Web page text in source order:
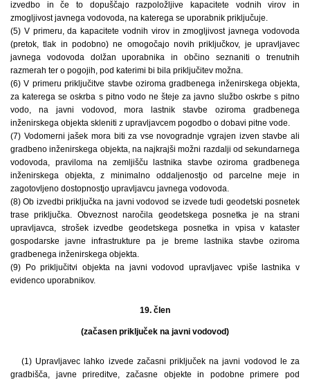
izvedbo in če to dopuščajo razpoložljive kapacitete vodnih virov in
zmogljivost javnega vodovoda, na katerega se uporabnik priključuje.
(5) V primeru, da kapacitete vodnih virov in zmogljivost javnega vodovoda
(pretok, tlak in podobno) ne omogočajo novih priključkov, je upravljavec
javnega vodovoda dolžan uporabnika in občino seznaniti o trenutnih
razmerah ter o pogojih, pod katerimi bi bila priključitev možna.
(6) V primeru priključitve stavbe oziroma gradbenega inženirskega objekta,
za katerega se oskrba s pitno vodo ne šteje za javno službo oskrbe s pitno
vodo, na javni vodovod, mora lastnik stavbe oziroma gradbenega
inženirskega objekta skleniti z upravljavcem pogodbo o dobavi pitne vode.
(7) Vodomerni jašek mora biti za vse novogradnje vgrajen izven stavbe ali
gradbeno inženirskega objekta, na najkrajši možni razdalji od sekundarnega
vodovoda, praviloma na zemljišču lastnika stavbe oziroma gradbenega
inženirskega objekta, z minimalno oddaljenostjo od parcelne meje in
zagotovljeno dostopnostjo upravljavcu javnega vodovoda.
(8) Ob izvedbi priključka na javni vodovod se izvede tudi geodetski posnetek
trase priključka. Obveznost naročila geodetskega posnetka je na strani
upravljavca, strošek izvedbe geodetskega posnetka in vpisa v kataster
gospodarske javne infrastrukture pa je breme lastnika stavbe oziroma
gradbenega inženirskega objekta.
(9) Po priključitvi objekta na javni vodovod upravljavec vpiše lastnika v
evidenco uporabnikov.
19. člen
(začasen priključek na javni vodovod)
(1) Upravljavec lahko izvede začasni priključek na javni vodovod le za
gradbišča, javne prireditve, začasne objekte in podobne primere pod